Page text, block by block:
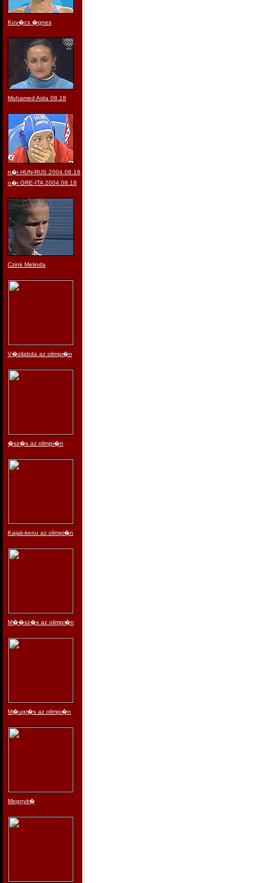
Kov�cs �gnes
Mohamed Aida 08.18
n�i HUN-RUS 2004.08.18
n�i GRE-ITA 2004.08.18
Czink Melinda
V�zilabda az olimpi�n
�sz�s az olimpi�n
Kajak-kenu az olimpi�n
M��sz�s az olimpi�n
M�ugr�s az olimpi�n
Megnyit�